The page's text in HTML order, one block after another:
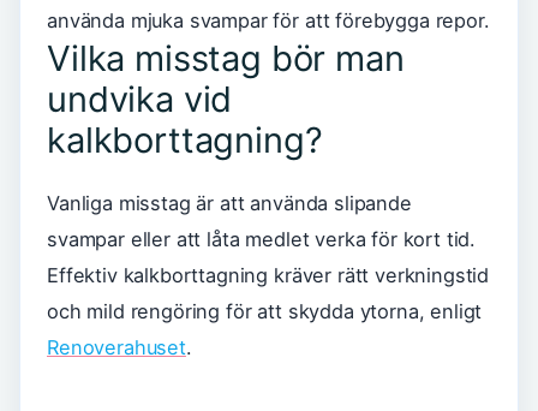
använda mjuka svampar för att förebygga repor.
Vilka misstag bör man
undvika vid
kalkborttagning?
Vanliga misstag är att använda slipande
svampar eller att låta medlet verka för kort tid.
Effektiv kalkborttagning kräver rätt verkningstid
och mild rengöring för att skydda ytorna, enligt
Renoverahuset.